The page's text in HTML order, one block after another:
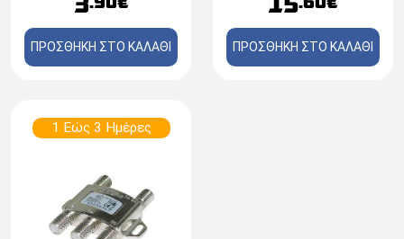
ΠΡΟΣΘΗΚΗ ΣΤΟ ΚΑΛΑΘΙ ΠΡΟΣΘΗΚΗ ΣΤΟ ΚΑΛΑΘΙ
1 Εώς 3 Ημέρες